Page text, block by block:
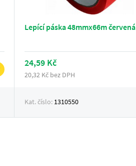
Lepící páska 48mmx66m červená
24,59 Kč
20,32 Kč bez DPH
Kat. číslo: 1310550